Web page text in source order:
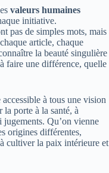
valeurs humaines
initiative.
pas de simples mots, mais
article, chaque
la beauté singulière
faire une différence, quelle
à tous une vision
porte à la santé, à
jugements. Qu’on vienne
origines différentes,
cultiver la paix intérieure et